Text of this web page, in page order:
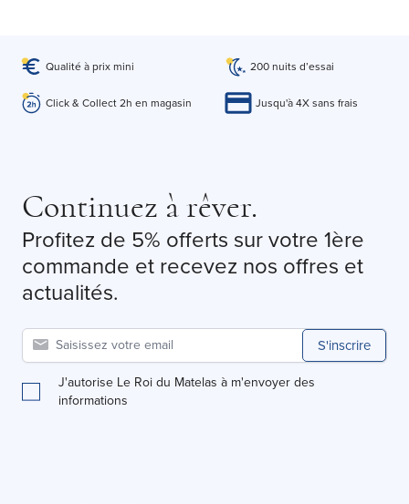
Qualité à prix mini 200 nuits d’essai
Click & Collect 2h en magasin Jusqu'à 4X sans frais
Continuez à rêver.
Profitez de 5% offerts sur votre 1ère
commande et recevez nos offres et
actualités.
S'inscrire
J'autorise Le Roi du Matelas à m'envoyer des
informations